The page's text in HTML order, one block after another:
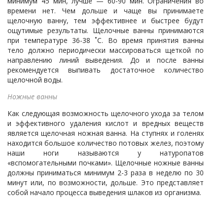
времени нет. Чем дольше и чаще вы принимаете
щелочную ванну, тем эффективнее и быстрее будут
ощутимые результаты. Щелочные ванны принимаются
при температуре 36-38 ˚С. Во время принятия ванны
тело должно периодически массироваться щеткой по
направлению линий выведения. До и после ванны
рекомендуется выпивать достаточное количество
щелочной воды.
Ножные ванны
Как следующая возможность щелочного ухода за телом
и эффективного удаления кислот и вредных веществ
является щелочная ножная ванна. На ступнях и голенях
находится большое количество потовых желез, поэтому
наши ноги называются у натуропатов
«вспомогательными почками». Щелочные ножные ванны
должны приниматься минимум 2-3 раза в неделю по 30
минут или, по возможности, дольше. Это представляет
собой начало процесса выведения шлаков из организма.